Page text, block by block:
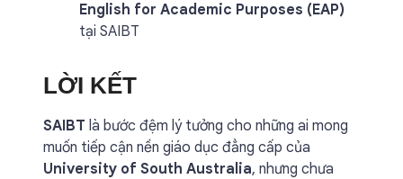
English for Academic Purposes (EAP)
tại SAIBT
LỜI KẾT
SAIBT là bước đệm lý tưởng cho những ai mong
muốn tiếp cận nền giáo dục đẳng cấp của
University of South Australia, nhưng chưa